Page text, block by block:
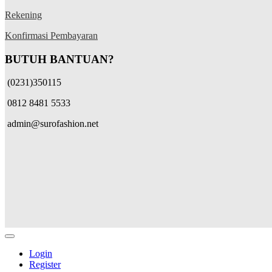
Rekening
Konfirmasi Pembayaran
BUTUH BANTUAN?
(0231)350115
0812 8481 5533
admin@surofashion.net
Login
Register